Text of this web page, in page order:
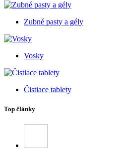
Zubné pasty a gély
Vosky
Čistiace tablety
Top články